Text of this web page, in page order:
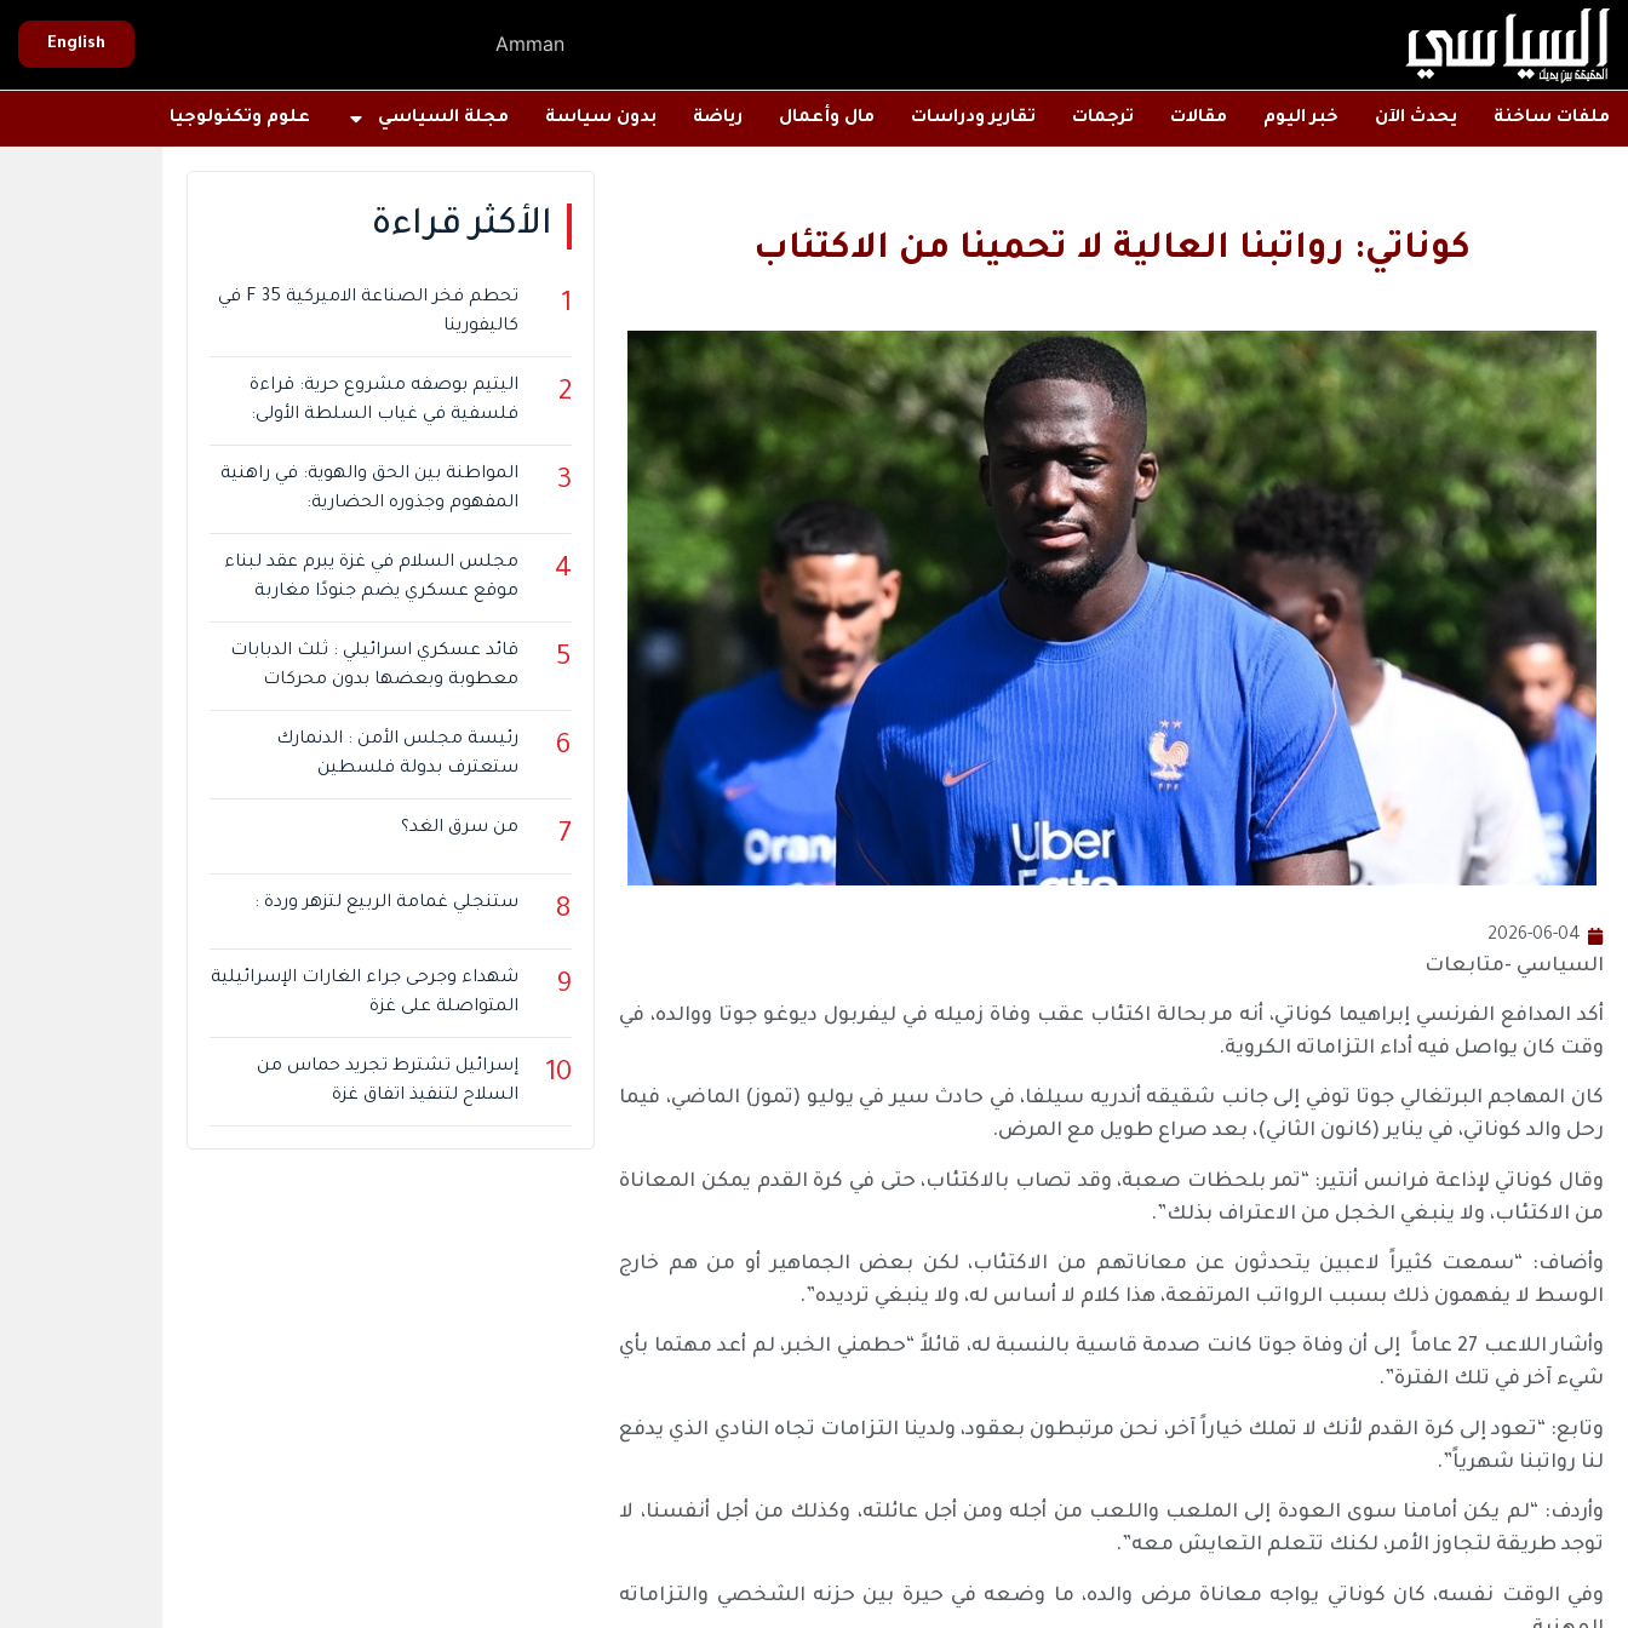
Amman
English
ملفات ساخنة يحدث الآن خبر اليوم مقالات ترجمات تقارير ودراسات مال وأعمال رياضة بدون سياسة مجلة السياسي علوم وتكنولوجيا
كوناتي: رواتبنا العالية لا تحمينا من الاكتئاب
2026-06-04
السياسي -متابعات
أكد المدافع الفرنسي إبراهيما كوناتي، أنه مر بحالة اكتئاب عقب وفاة زميله في ليفربول ديوغو جوتا ووالده، في
وقت كان يواصل فيه أداء التزاماته الكروية.
كان المهاجم البرتغالي جوتا توفي إلى جانب شقيقه أندريه سيلفا، في حادث سير في يوليو (تموز) الماضي، فيما
رحل والد كوناتي، في يناير (كانون الثاني)، بعد صراع طويل مع المرض.
وقال كوناتي لإذاعة فرانس أنتير: “تمر بلحظات صعبة، وقد تصاب بالاكتئاب، حتى في كرة القدم يمكن المعاناة
من الاكتئاب، ولا ينبغي الخجل من الاعتراف بذلك”.
وأضاف: “سمعت كثيراً لاعبين يتحدثون عن معاناتهم من الاكتئاب، لكن بعض الجماهير أو من هم خارج
الوسط لا يفهمون ذلك بسبب الرواتب المرتفعة، هذا كلام لا أساس له، ولا ينبغي ترديده”.
وأشار اللاعب 27 عاماً إلى أن وفاة جوتا كانت صدمة قاسية بالنسبة له، قائلاً “حطمني الخبر، لم أعد مهتما بأي
شيء آخر في تلك الفترة”.
وتابع: “تعود إلى كرة القدم لأنك لا تملك خياراً آخر، نحن مرتبطون بعقود، ولدينا التزامات تجاه النادي الذي يدفع
لنا رواتبنا شهرياً”.
وأردف: “لم يكن أمامنا سوى العودة إلى الملعب واللعب من أجله ومن أجل عائلته، وكذلك من أجل أنفسنا، لا
توجد طريقة لتجاوز الأمر، لكنك تتعلم التعايش معه”.
وفي الوقت نفسه، كان كوناتي يواجه معاناة مرض والده، ما وضعه في حيرة بين حزنه الشخصي والتزاماته
الأكثر قراءة
1
تحطم فخر الصناعة الاميركية F 35 في
كاليفورينا
2
اليتيم بوصفه مشروع حرية: قراءة
فلسفية في غياب السلطة الأولى:
3
المواطنة بين الحق والهوية: في راهنية
المفهوم وجذوره الحضارية:
4
مجلس السلام في غزة يبرم عقد لبناء
موقع عسكري يضم جنودًا مغاربة
5
قائد عسكري اسرائيلي : ثلث الدبابات
معطوبة وبعضها بدون محركات
6
رئيسة مجلس الأمن : الدنمارك
ستعترف بدولة فلسطين
7 من سرق الغد؟
8 ستنجلي غمامة الربيع لتزهر وردة :
9
شهداء وجرحى جراء الغارات الإسرائيلية
المتواصلة على غزة
10
إسرائيل تشترط تجريد حماس من
السلاح لتنفيذ اتفاق غزة